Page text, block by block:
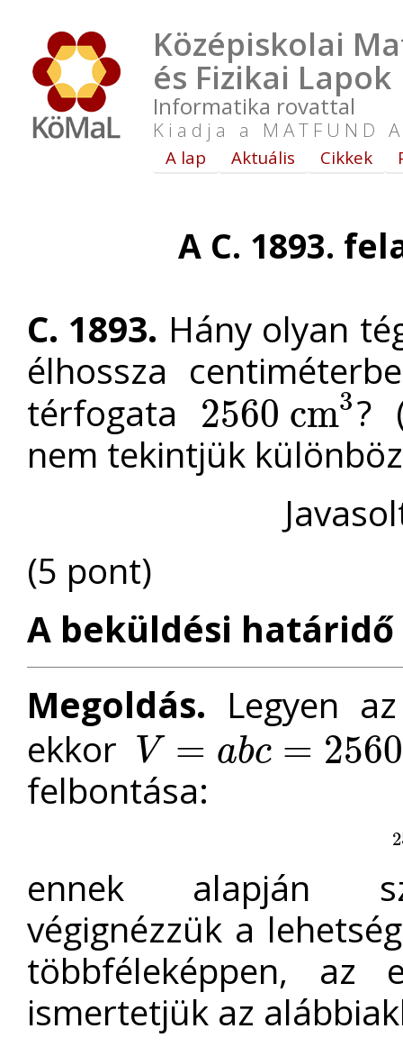
Középiskolai
és Fizikai Lapok
Informatika rovattal
Kiadja a MATFUND
A lap Aktuális Cikkek
A C. 1893.
C. 1893. Hány olyan
élhossza
térfogata 2560 cm3
2560 cm3
?
nem tekintjük
(5 pont)
A beküldési határidő
Megoldás. Legyen
ekkor
V = abc = 2560
V= c=2560
felbontása:
ennek alapján
végignézzük a
többféleképpen, az
ismertetjük az